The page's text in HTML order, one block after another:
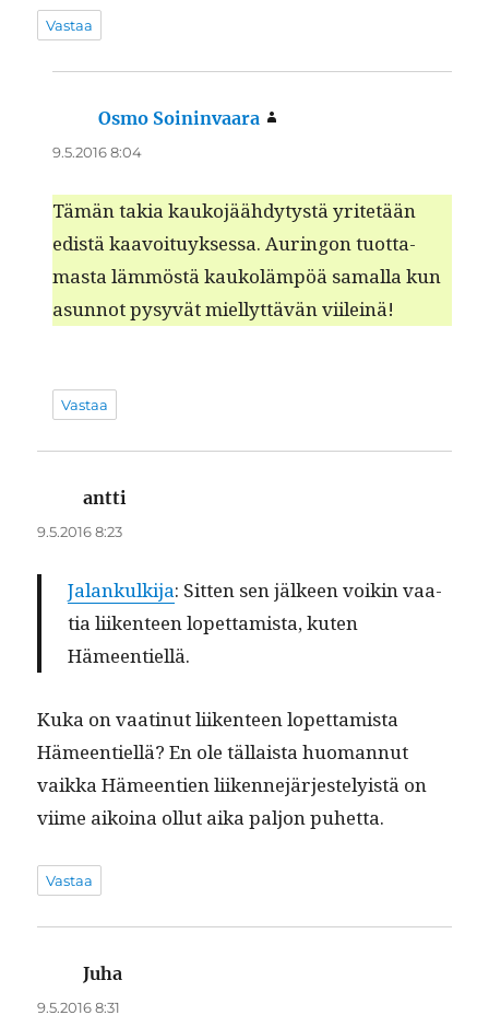
Vastaa
Osmo Soininvaara
9.5.2016 8:04
Tämän takia kauko­jäähdy­tys­tä yritetään
edis­tä kaavoituyk­ses­sa. Auringon tuot­ta­
mas­ta läm­möstä kaukoläm­pöä samal­la kun
asun­not pysyvät miel­lyt­tävän viileinä!
Vastaa
antti
9.5.2016 8:23
Jalankulk­i­ja: Sit­ten sen jäl­keen voikin vaa­
tia liiken­teen lopet­tamista, kuten
Hämeentiellä.
Kuka on vaat­in­ut liiken­teen lopet­tamista
Hämeen­tiel­lä? En ole täl­laista huo­man­nut
vaik­ka Hämeen­tien liiken­nejär­jeste­ly­istä on
viime aikoina ollut aika paljon puhetta.
Vastaa
Juha
9.5.2016 8:31